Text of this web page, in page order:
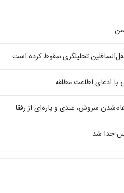
تحلیلگری سقوط کرده است
ادعای اطاعت مطلقه
سروش، عبدی و پاره‌ای از رفقا
جدا شد